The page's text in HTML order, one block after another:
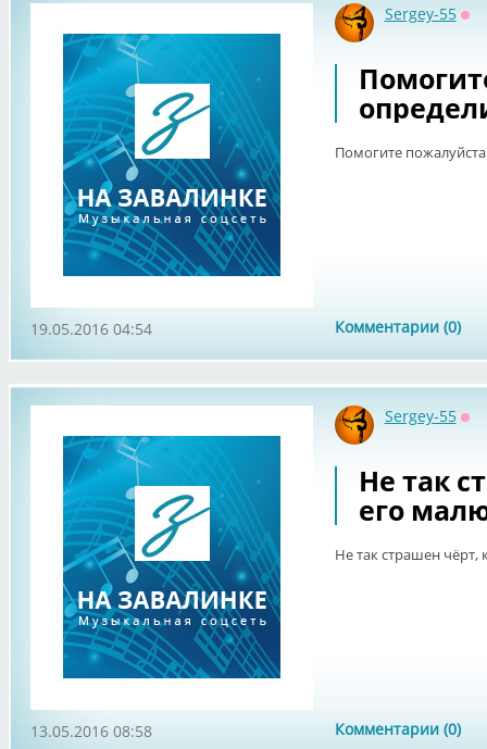
Sergey-55
Помогите
Комментарии (0)
19.05.2016 04:54
Sergey-55
Не так
его
Не так страшен чёрт,
Комментарии (0)
13.05.2016 08:58